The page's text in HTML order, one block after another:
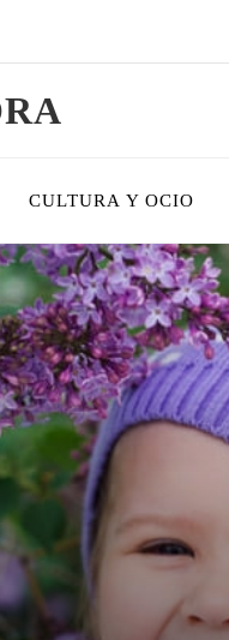
CULTURA Y OCIO